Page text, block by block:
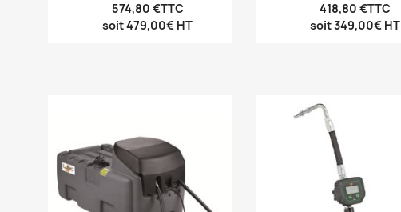
574,80 €TTC
soit 479,00€ HT
418,80 €TTC
soit 349,00€ HT